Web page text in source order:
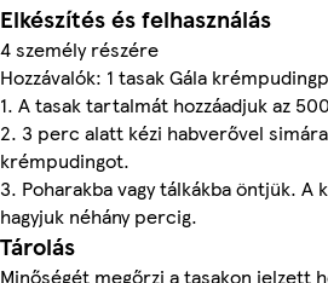
Elkészítés és felhasználás
4 személy részére
Hozzávalók: 1 tasak Gála
1. A tasak tartalmát hozzáadjuk az
2. 3 perc alatt kézi habverővel
krémpudingot.
3. Poharakba vagy tálkákba öntjük. A
hagyjuk néhány percig.
Tárolás
Minőségét megőrzi a tasakon jelzett